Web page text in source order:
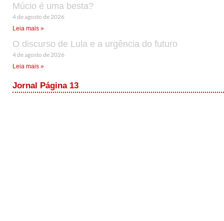
Múcio é uma besta?
4 de agosto de 2026
Leia mais »
O discurso de Lula e a urgência do futuro
4 de agosto de 2026
Leia mais »
Jornal Página 13